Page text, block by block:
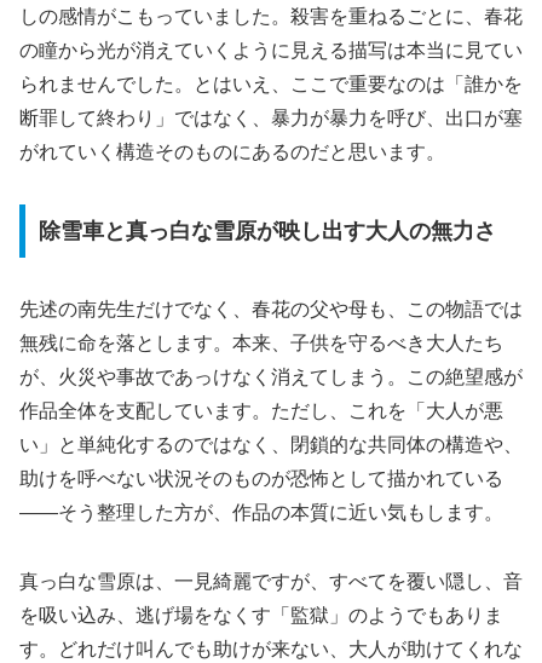
しの感情がこもっていました。殺害を重ねるごとに、春花
の瞳から光が消えていくように見える描写は本当に見てい
られませんでした。とはいえ、ここで重要なのは「誰かを
断罪して終わり」ではなく、暴力が暴力を呼び、出口が塞
がれていく構造そのものにあるのだと思います。
除雪車と真っ白な雪原が映し出す大人の無力さ
先述の南先生だけでなく、春花の父や母も、この物語では
無残に命を落とします。本来、子供を守るべき大人たち
が、火災や事故であっけなく消えてしまう。この絶望感が
作品全体を支配しています。ただし、これを「大人が悪
い」と単純化するのではなく、閉鎖的な共同体の構造や、
助けを呼べない状況そのものが恐怖として描かれている
――そう整理した方が、作品の本質に近い気もします。
真っ白な雪原は、一見綺麗ですが、すべてを覆い隠し、音
を吸い込み、逃げ場をなくす「監獄」のようでもありま
す。
どれだけ叫んでも助けが来ない、大人が助けてくれな